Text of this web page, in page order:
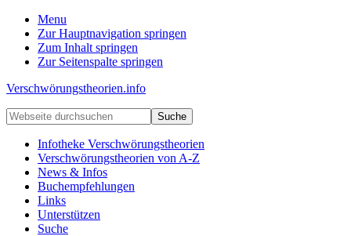
Menu
Zur Hauptnavigation springen
Zum Inhalt springen
Zur Seitenspalte springen
Verschwörungstheorien.info
Beiträge
zu
Merkmalen,
Funktionen
Risiken
konspirationistischen
Denkens
Webseite
durchsuchen
Infotheke Verschwörungstheorien
Verschwörungstheorien von A-Z
News & Infos
Buchempfehlungen
Links
Unterstützen
Suche